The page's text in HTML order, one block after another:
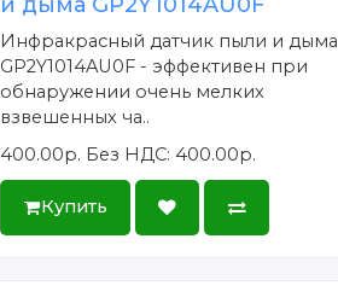
Инфракрасный датчик пыли и дыма
GP2Y1014AU0F - эффективен при
обнаружении очень мелких
взвешенных ча..
400.00р. Без НДС: 400.00р.
Купить